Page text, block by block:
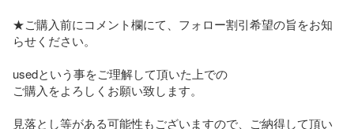
★ご購入前にコメント欄にて、フォロー割引希望の旨をお知
らせください。
usedという事をご理解して頂いた上での
ご購入をよろしくお願い致します。
見落とし等がある可能性もございますので、ご納得して頂い